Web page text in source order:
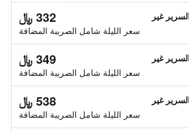
غير
332 ﷼
سعر الليلة شامل الصريبة المضافة
غير
349 ﷼
سعر الليلة شامل الصريبة المضافة
غير
538 ﷼
سعر الليلة شامل الصريبة المضافة